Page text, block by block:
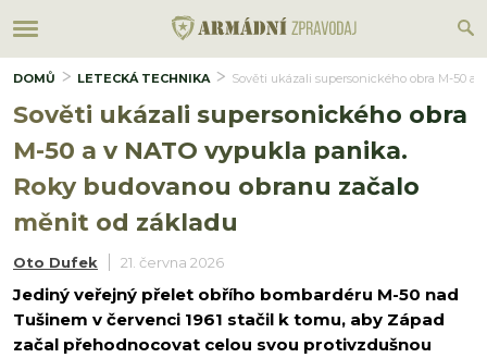
DOMŮ LETECKÁ TECHNIKA Sověti ukázali supersonického obra M-50
Sověti ukázali supersonického obra
M-50 a v NATO vypukla panika.
Roky budovanou obranu začalo
měnit od základu
Oto Dufek 21. června 2026
Jediný veřejný přelet obřího bombardéru M-50 nad
Tušinem v červenci 1961 stačil k tomu, aby Západ
začal přehodnocovat celou svou protivzdušnou